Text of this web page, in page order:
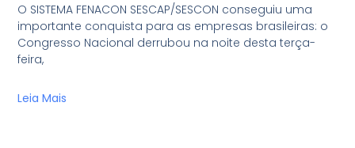
O SISTEMA FENACON SESCAP/SESCON conseguiu uma
importante conquista para as empresas brasileiras: o
Congresso Nacional derrubou na noite desta terça-
feira,
Leia Mais